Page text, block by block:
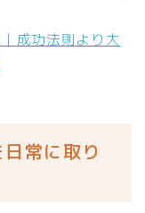
成功法則より大
常に取り